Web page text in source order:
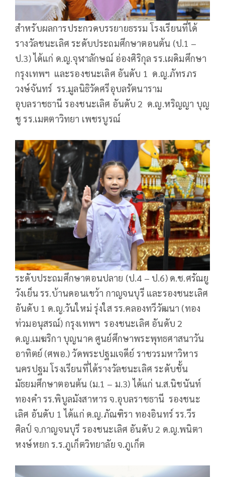
สำหรับผลการประกวดบรรยายธรรม โรงเรียนที่ได้
รางวัลชนะเลิศ ระดับประถมศึกษาตอนต้น (ป.1 –
ป.3) ได้แก่ ด.ญ.จุฬาลักษณ์ อ่องศิริกุล รร.เผดิมศึกษา
กรุงเทพฯ และรองชนะเลิศ อันดับ 1 ด.ญ.ภัทรภร
วงษ์จันทร์ รร.มูลนิธิวัดศรีอุบลรัตนาราม
อุบลราชธานี รองชนะเลิศ อันดับ 2 ด.ญ.หริญญา บุญ
ชู รร.เมตตาวิทยา เพชรบูรณ์
ระดับประถมศึกษาตอนปลาย (ป.4 – ป.6) ด.ช.ศรัณยู
วังเย็น รร.บ้านดอนเขว้า กาญจนบุรี และรองชนะเลิศ
อันดับ 1 ด.ญ.วันใหม่ รุ่งใส รร.คลองทวีวัฒนา (ทอง
ท่วมอนุสรณ์) กรุงเทพฯ รองชนะเลิศ อันดับ 2
ด.ญ.เมฆริกา บุญนาค ศูนย์ศึกษาพระพุทธศาสนาวัน
อาทิตย์ (ศพอ.) วัดพระปฐมเจดีย์ ราชวรมหาวิหาร
นครปฐม โรงเรียนที่ได้รางวัลชนะเลิศ ระดับชั้น
มัธยมศึกษาตอนต้น (ม.1 – ม.3) ได้แก่ น.ส.นิชนันท์
ทองคำ รร.พิบูลมังสาหาร จ.อุบลราชธานี รองชนะ
เลิศ อันดับ 1 ได้แก่ ด.ญ.ภัณฑิรา ทองอินทร์ รร.วีร
ศิลป์ จ.กาญจนบุรี รองชนะเลิศ อันดับ 2 ด.ญ.พนิตา
หงษ์หยก ร.ร.ภูเก็ตวิทยาลัย จ.ภูเก็ต